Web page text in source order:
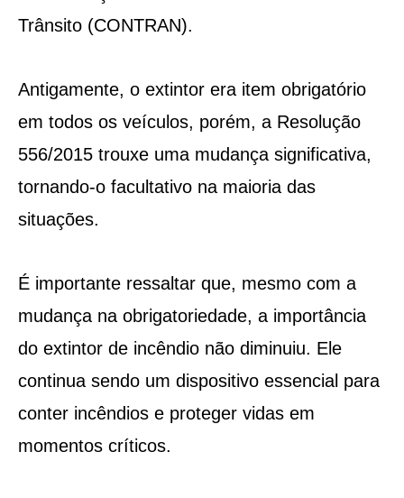
Trânsito (CONTRAN).
Antigamente, o extintor era item obrigatório
em todos os veículos, porém, a Resolução
556/2015 trouxe uma mudança significativa,
tornando-o facultativo na maioria das
situações.
É importante ressaltar que, mesmo com a
mudança na obrigatoriedade, a importância
do extintor de incêndio não diminuiu. Ele
continua sendo um dispositivo essencial para
conter incêndios e proteger vidas em
momentos críticos.